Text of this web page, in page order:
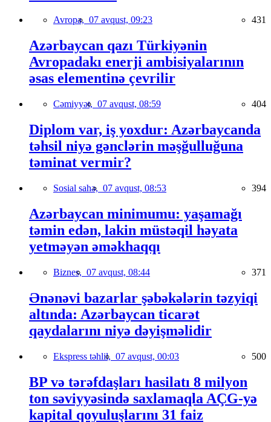
Avropa, 07 avqust, 09:23 431
Azərbaycan qazı Türkiyənin
Avropadakı enerji ambisiyalarının
əsas elementinə çevrilir
Cəmiyyət, 07 avqust, 08:59 404
Diplom var, iş yoxdur: Azərbaycanda
təhsil niyə gənclərin məşğulluğuna
təminat vermir?
Sosial sahə, 07 avqust, 08:53 394
Azərbaycan minimumu: yaşamağı
təmin edən, lakin müstəqil həyata
yetməyən əməkhaqqı
Biznes, 07 avqust, 08:44 371
Ənənəvi bazarlar şəbəkələrin təzyiqi
altında: Azərbaycan ticarət
qaydalarını niyə dəyişməlidir
Ekspress təhlil, 07 avqust, 00:03 500
BP və tərəfdaşları hasilatı 8 milyon
ton səviyyəsində saxlamaqla AÇG-yə
kapital qoyuluşlarını 31 faiz